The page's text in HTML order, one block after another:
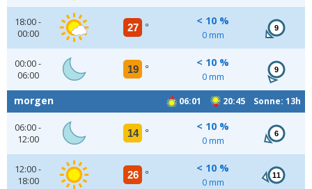
18:00 -
00:00
27 °
< 10 %
0 mm
9
00:00 -
06:00
19 °
< 10 %
0 mm
9
06:01 20:45 Sonne: 13h
morgen
06:00 -
12:00
14 °
< 10 %
0 mm
6
12:00 -
18:00
26 °
< 10 %
0 mm
11